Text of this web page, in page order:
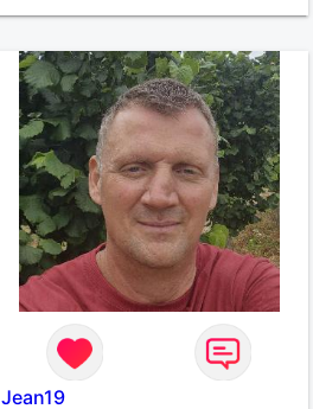
des moments inoubliables.
Jean19